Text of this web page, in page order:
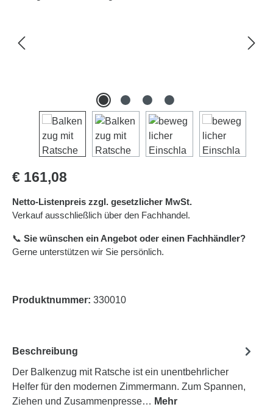
Regulärer Preis:
€ 161,08
Netto-Listenpreis zzgl. gesetzlicher MwSt.
Verkauf ausschließlich über den Fachhandel.
📞 Sie wünschen ein Angebot oder einen Fachhändler?
Gerne unterstützen wir Sie persönlich.
Produktnummer: 330010
Beschreibung
Der Balkenzug mit Ratsche ist ein unentbehrlicher
Helfer für den modernen Zimmermann. Zum Spannen,
Ziehen und Zusammenpresse… Mehr